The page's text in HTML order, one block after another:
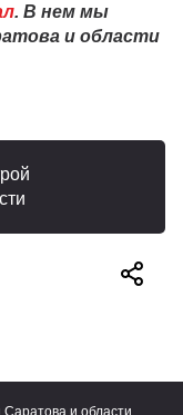
. В нем мы
и области
и области.